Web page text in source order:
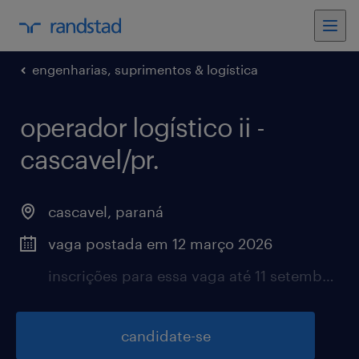
engenharias, suprimentos & logística
operador logístico ii -
cascavel/pr.
cascavel, paraná
vaga postada em 12 março 2026
inscrições para essa vaga até 11 setembro 2026
candidate-se